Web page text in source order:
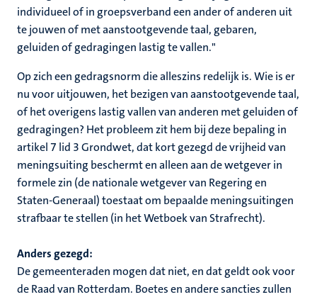
individueel of in groepsverband een ander of anderen uit
te jouwen of met aanstootgevende taal, gebaren,
geluiden of gedragingen lastig te vallen."
Op zich een gedragsnorm die alleszins redelijk is. Wie is er
nu voor uitjouwen, het bezigen van aanstootgevende taal,
of het overigens lastig vallen van anderen met geluiden of
gedragingen? Het probleem zit hem bij deze bepaling in
artikel 7 lid 3 Grondwet, dat kort gezegd de vrijheid van
meningsuiting beschermt en alleen aan de wetgever in
formele zin (de nationale wetgever van Regering en
Staten-Generaal) toestaat om bepaalde meningsuitingen
strafbaar te stellen (in het Wetboek van Strafrecht).
Anders gezegd:
De gemeenteraden mogen dat niet, en dat geldt ook voor
de Raad van Rotterdam. Boetes en andere sancties zullen